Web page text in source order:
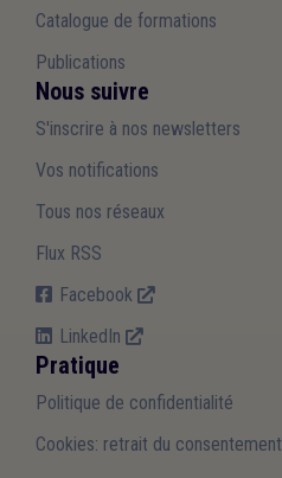
Catalogue de formations
Publications
Nous suivre
S'inscrire à nos newsletters
Vos notifications
Tous nos réseaux
Flux RSS
Facebook
LinkedIn
Pratique
Politique de confidentialité
Cookies: retrait du consentement